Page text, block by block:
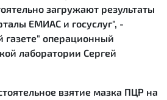
загружают результаты
ЕМИАС и госуслуг", -
газете" операционный
лаборатории Сергей
взятие мазка ПЦР на